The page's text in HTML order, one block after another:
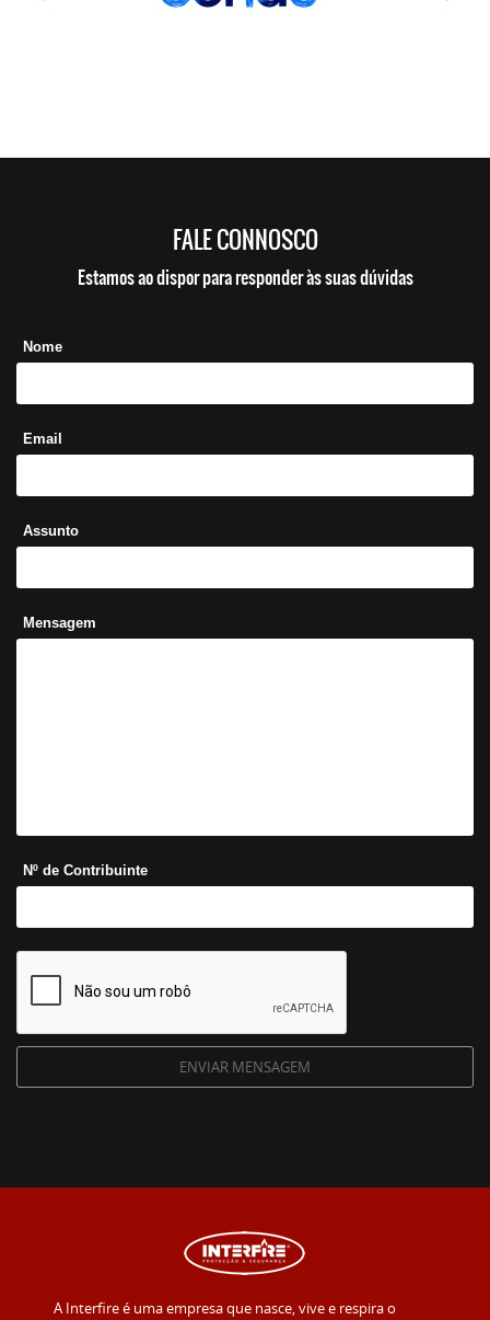
FALE CONNOSCO
Estamos ao dispor para responder às suas dúvidas
Nome
Email
Assunto
Mensagem
Nº de Contribuinte
A Interfire é uma empresa que nasce, vive e respira o